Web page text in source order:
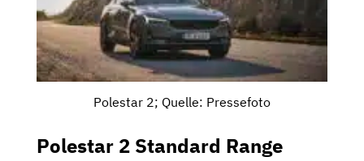
Polestar 2; Quelle: Pressefoto
Polestar 2 Standard Range